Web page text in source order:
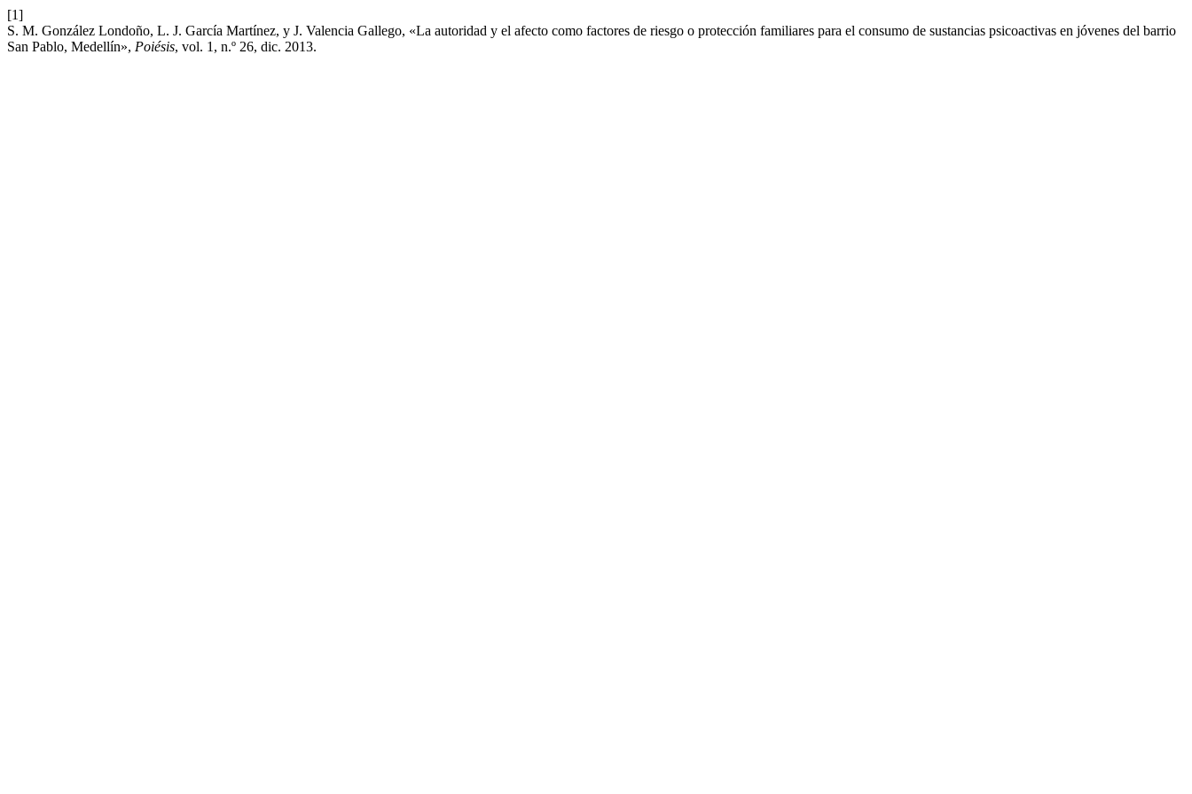
[1]
S. M. González Londoño, L. J. García Martínez, y J. Valencia Gallego, «La autoridad y el afecto como factores de riesgo o protección familiares para el consumo de sustancias psicoactivas en jóvenes del barrio
San Pablo, Medellín», Poiésis, vol. 1, n.º 26, dic. 2013.